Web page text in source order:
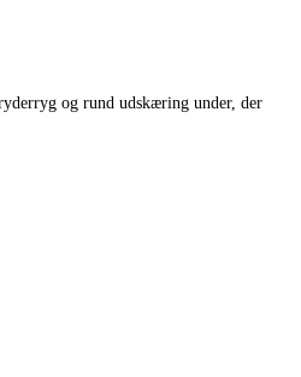
og rund udskæring under, der